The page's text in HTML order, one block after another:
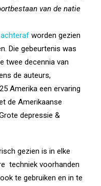
​​van de natie
achteraf worden gezien
Die gebeurtenis was
twee decennia van
de auteurs,
Amerika een ervaring
de Amerikaanse
depressie &
gezien is in elke
techniek voorhanden
te gebruiken en in te